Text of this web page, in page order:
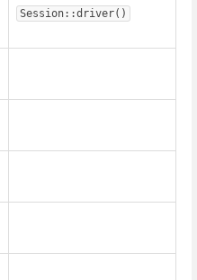
Session::driver()